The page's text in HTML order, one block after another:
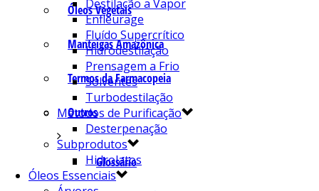
Óleos Vegetais
Manteigas Amazônica
Termos da Farmacopeia
Outros
Glossário
Destilação a Vapor
Enfleurage
Fluído Supercrítico
Hidrodestilação
Prensagem a Frio
Solventes
Turbodestilação
Métodos de Purificação
Desterpenação
Subprodutos
Hidrolatos
Óleos Essenciais